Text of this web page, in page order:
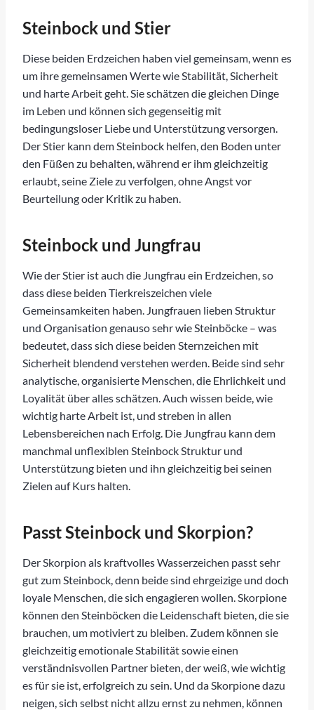
Steinbock und Stier
Diese beiden Erdzeichen haben viel gemeinsam, wenn es
um ihre gemeinsamen Werte wie Stabilität, Sicherheit
und harte Arbeit geht. Sie schätzen die gleichen Dinge
im Leben und können sich gegenseitig mit
bedingungsloser Liebe und Unterstützung versorgen.
Der Stier kann dem Steinbock helfen, den Boden unter
den Füßen zu behalten, während er ihm gleichzeitig
erlaubt, seine Ziele zu verfolgen, ohne Angst vor
Beurteilung oder Kritik zu haben.
Steinbock und Jungfrau
Wie der Stier ist auch die Jungfrau ein Erdzeichen, so
dass diese beiden Tierkreiszeichen viele
Gemeinsamkeiten haben. Jungfrauen lieben Struktur
und Organisation genauso sehr wie Steinböcke – was
bedeutet, dass sich diese beiden Sternzeichen mit
Sicherheit blendend verstehen werden. Beide sind sehr
analytische, organisierte Menschen, die Ehrlichkeit und
Loyalität über alles schätzen. Auch wissen beide, wie
wichtig harte Arbeit ist, und streben in allen
Lebensbereichen nach Erfolg. Die Jungfrau kann dem
manchmal unflexiblen Steinbock Struktur und
Unterstützung bieten und ihn gleichzeitig bei seinen
Zielen auf Kurs halten.
Passt Steinbock und Skorpion?
Der Skorpion als kraftvolles Wasserzeichen passt sehr
gut zum Steinbock, denn beide sind ehrgeizige und doch
loyale Menschen, die sich engagieren wollen. Skorpione
können den Steinböcken die Leidenschaft bieten, die sie
brauchen, um motiviert zu bleiben. Zudem können sie
gleichzeitig emotionale Stabilität sowie einen
verständnisvollen Partner bieten, der weiß, wie wichtig
es für sie ist, erfolgreich zu sein. Und da Skorpione dazu
neigen, sich selbst nicht allzu ernst zu nehmen, können